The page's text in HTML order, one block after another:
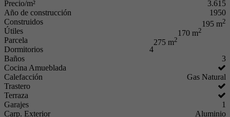
Precio/m²
3.615
Año de construcción
1950
Construidos
195 m2
Útiles 170 m2
Parcela 275 m2
Dormitorios
4
Baños
3
Cocina Amueblada
Calefacción
Gas Natural
Trastero
Terraza
Garajes
1
Carp. Exterior
Aluminio